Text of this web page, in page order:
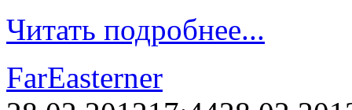
Читать подробнее...
FarEasterner